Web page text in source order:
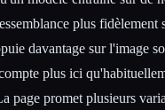
plus
davantage sur l'image
plus ici
page promet plusieurs